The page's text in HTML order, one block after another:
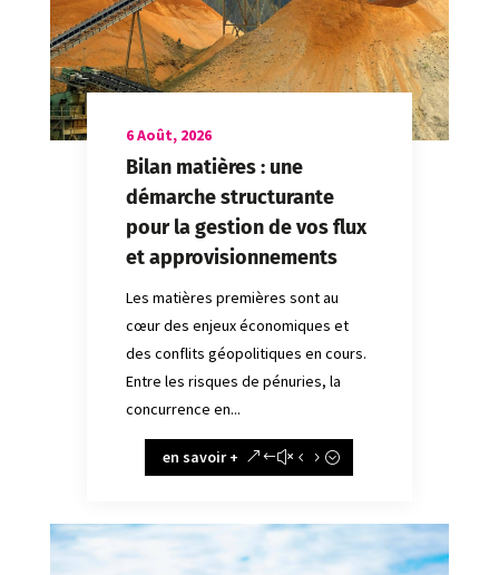
6 Août, 2026
Bilan matières : une
démarche structurante
pour la gestion de vos flux
et approvisionnements
Les matières premières sont au
cœur des enjeux économiques et
des conflits géopolitiques en cours.
Entre les risques de pénuries, la
concurrence en...
en savoir +